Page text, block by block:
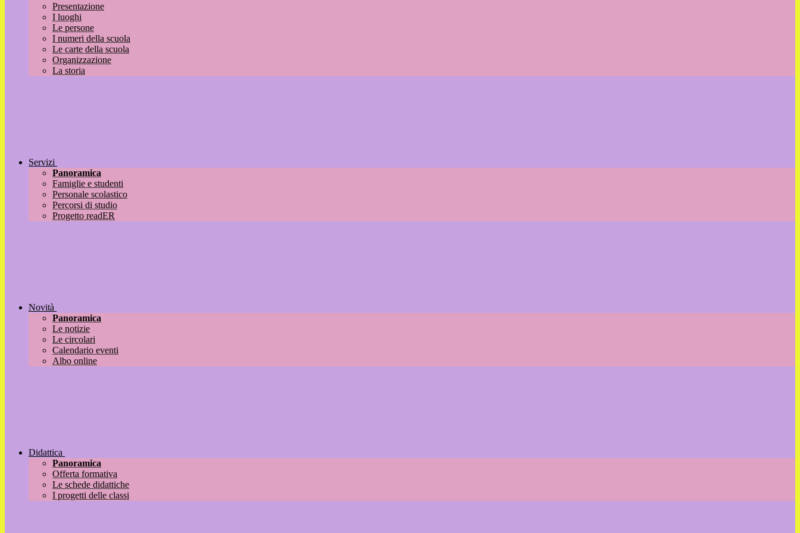
Presentazione
I luoghi
Le persone
I numeri della scuola
Le carte della scuola
Organizzazione
La storia
Servizi
Panoramica
Famiglie e studenti
Personale scolastico
Percorsi di studio
Progetto readER
Novità
Panoramica
Le notizie
Le circolari
Calendario eventi
Albo online
Didattica
Panoramica
Offerta formativa
Le schede didattiche
I progetti delle classi